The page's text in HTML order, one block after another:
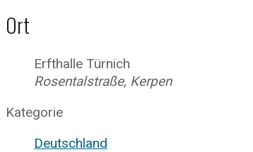
Ort
Erfthalle Türnich
Rosentalstraße, Kerpen
Kategorie
Deutschland